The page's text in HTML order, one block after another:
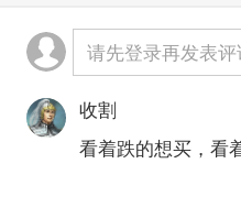
近五一假期，部分
期也升温。叠加一
生产力政策持续催
持“指数高位震荡
请先登录再发表评
收割
看着跌的想买，看